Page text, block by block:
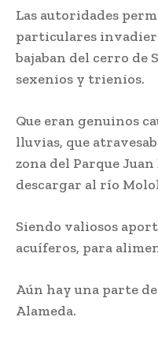
Las autoridades
particulares
bajaban del cerro de
sexenios y trienios.
Que eran genuinos
lluvias, que
zona del Parque
descargar al río
Siendo valiosos
acuíferos, para
Aún hay una parte
Alameda.